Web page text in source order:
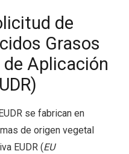
de
Grasos
Aplicación
se fabrican en
de origen vegetal
EUDR (EU